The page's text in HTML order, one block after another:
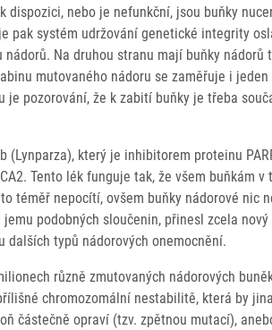
nebo je nefunkční, jsou buňky
pak systém udržování genetické integrity
Na druhou stranu mají buňky
mutovaného nádoru se zaměřuje i
pozorování, že k zabití buňky je třeba
který je inhibitorem proteinu
Tento lék funguje tak, že všem buňkám
téměř nepocítí, ovšem buňky nádorové
podobných sloučenin, přinesl zcela
typů nádorových onemocnění.
různě zmutovaných nádorových
chromozomální nestabilitě, která by
částečně opraví (tzv. zpětnou mutací),